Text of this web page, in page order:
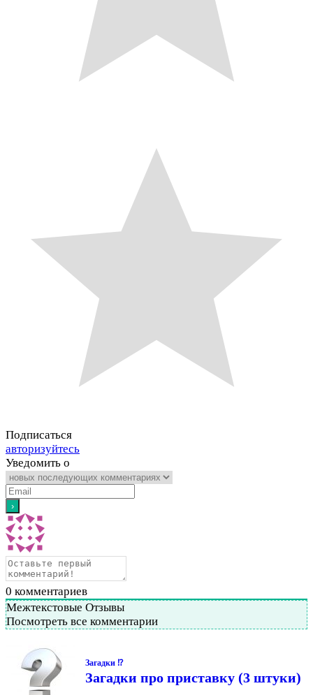
Подписаться
авторизуйтесь
Уведомить о
0 комментариев
Межтекстовые Отзывы
Посмотреть все комментарии
Загадки ⁉
Загадки про приставку (3 штуки)